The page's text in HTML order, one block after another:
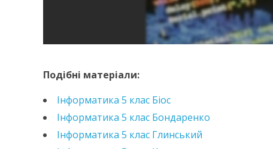
Подібні матеріали:
Інформатика 5 клас Біос
Інформатика 5 клас Бондаренко
Інформатика 5 клас Глинський